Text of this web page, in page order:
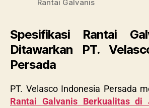
Rantai Galvanis
Spesifikasi Rantai
Ditawarkan PT.
Persada
PT. Velasco Indonesia Persada
Rantai Galvanis Berkualitas di